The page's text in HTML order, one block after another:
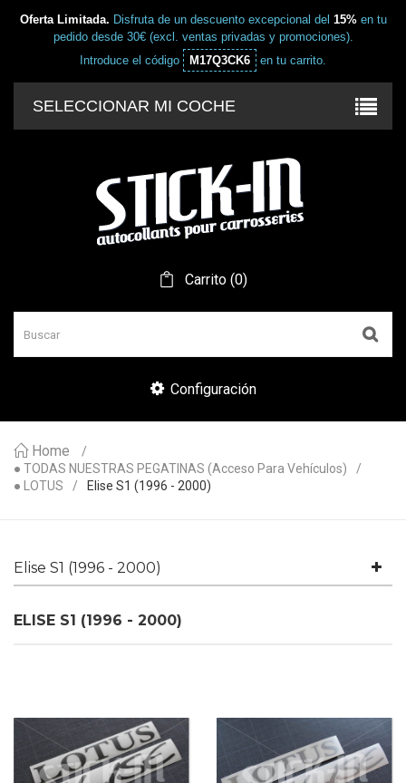
Oferta Limitada. Disfruta de un descuento excepcional del 15%en tu
pedido desde 30€ (excl. ventas privadas y promociones).
Introduce el código
M17Q3CK6 en tu carrito.
SELECCIONAR MI COCHE
Carrito (0)
Configuración
Home
● TODAS NUESTRAS PEGATINAS (acceso Para Vehículos)
● LOTUS
Elise S1 (1996 - 2000)
Elise S1 (1996 - 2000)
ELISE S1 (1996 - 2000)